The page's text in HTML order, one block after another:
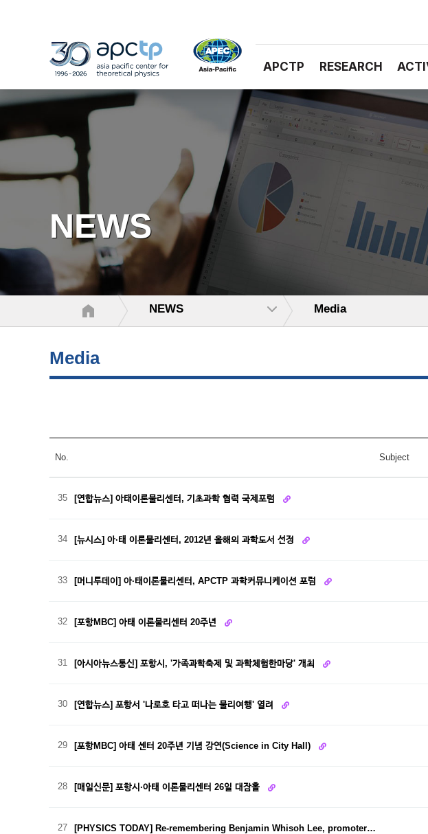
APCTP RESEARCH
NEWS
NEWS Media
Media
No. Subject
35 [연합뉴스] 아태이론물리센터, 기초과학 협력 국제포럼
34 [뉴시스] 아·태 이론물리센터, 2012년 올해의 과학도서 선정
33 [머니투데이] 아·태이론물리센터, APCTP 과학커뮤니케이션 포럼
32 [포항MBC] 아태 이론물리센터 20주년
31 [아시아뉴스통신] 포항시, '가족과학축제 및 과학체험한마당' 개최
30 [연합뉴스] 포항서 '나로호 타고 떠나는 물리여행' 열려
29 [포항MBC] 아태 센터 20주년 기념 강연(Science in City Hall)
28 [매일신문] 포항시·아태 이론물리센터 26일 대잠홀
27 [PHYSICS TODAY] Re-remembering Benjamin Whisoh Lee, promoter…